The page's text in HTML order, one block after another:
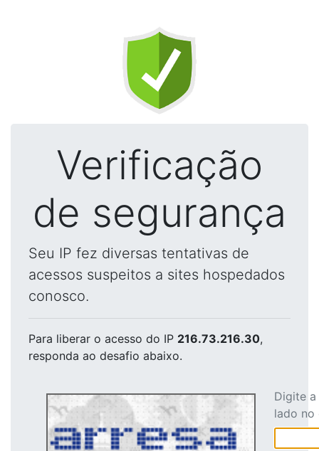
Verificação
de segurança
Seu IP fez diversas tentativas de
acessos suspeitos a sites hospedados
conosco.
Para liberar o acesso do IP 216.73.216.30,
responda ao desafio abaixo.
Digite
lado no